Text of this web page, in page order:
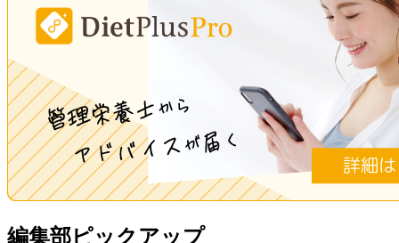
編集部ピックアップ